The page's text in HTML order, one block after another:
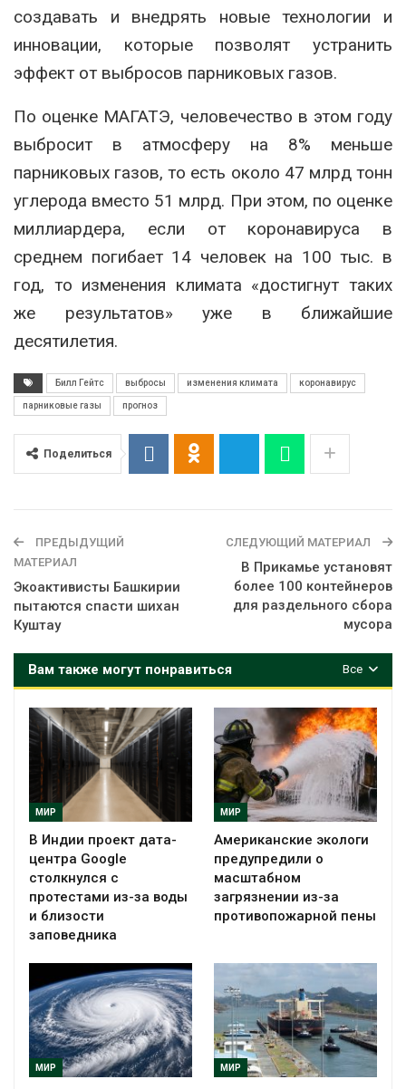
создавать и внедрять новые технологии и
инновации, которые позволят устранить
эффект от выбросов парниковых газов.
По оценке МАГАТЭ, человечество в этом году
выбросит в атмосферу на 8% меньше
парниковых газов, то есть около 47 млрд тонн
углерода вместо 51 млрд. При этом, по оценке
миллиардера, если от коронавируса в
среднем погибает 14 человек на 100 тыс. в
год, то изменения климата «достигнут таких
же результатов» уже в ближайшие
десятилетия.
Билл Гейтс выбросы изменения климата коронавирус
парниковые газы прогноз
Поделиться
ПРЕДЫДУЩИЙ
МАТЕРИАЛ
Экоактивисты Башкирии
пытаются спасти шихан
Куштау
СЛЕДУЮЩИЙ МАТЕРИАЛ
В Прикамье установят
более 100 контейнеров
для раздельного сбора
мусора
Все
Вам также могут понравиться
МИР
В Индии проект дата-
центра Google
столкнулся с
протестами из-за воды
и близости
заповедника
МИР
Американские экологи
предупредили о
масштабном
загрязнении из-за
противопожарной пены
МИР МИР